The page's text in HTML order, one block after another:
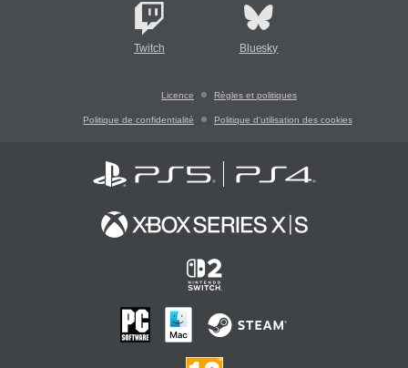
Twitch Bluesky
Licence Règles et politiques
Politique de confidentialité Politique d'utilisation des cookies